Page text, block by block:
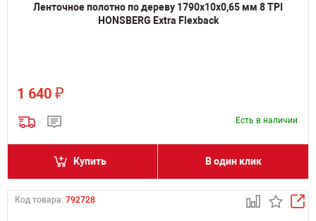
Ленточное полотно по дереву 1790х10х0,65 мм 8 TPI
HONSBERG Extra Flexback
1 640 ₽
Есть в наличии
Купить В один клик
Код товара: 792728